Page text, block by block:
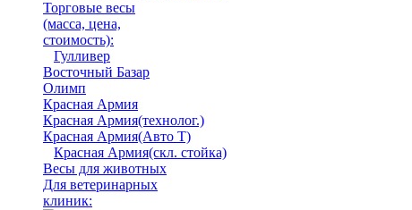
Торговые весы
(масса, цена,
стоимость):
Гулливер
Восточный Базар
Олимп
Красная Армия
Красная Армия(технолог.)
Красная Армия(Авто Т)
Красная Армия(скл. стойка)
Весы для животных
Для ветеринарных
клиник: